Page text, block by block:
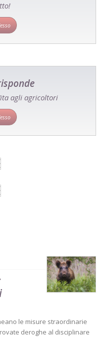
agli agricoltori
le misure straordinarie
deroghe al disciplinare